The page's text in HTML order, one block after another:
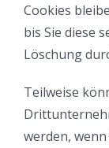
Cookies
bis Sie diese
Löschung
Teilweise
werden,